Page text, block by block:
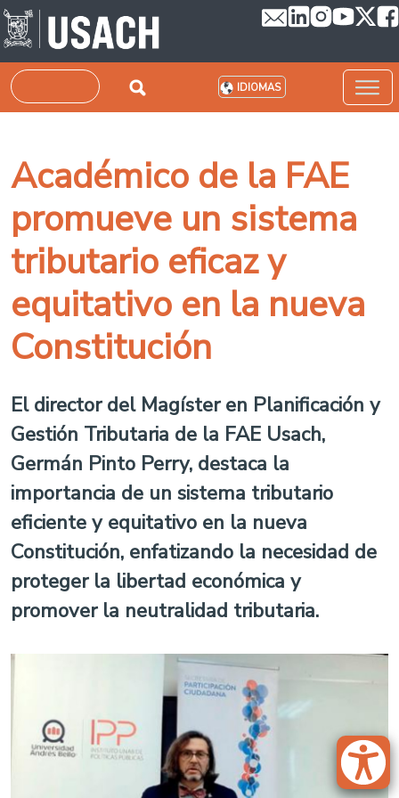
Pasar al contenido principal
Buscar IDIOMAS
Académico de la FAE
promueve un sistema
tributario eficaz y
equitativo en la nueva
Constitución
El director del Magíster en Planificación y
Gestión Tributaria de la FAE Usach,
Germán Pinto Perry, destaca la
importancia de un sistema tributario
eficiente y equitativo en la nueva
Constitución, enfatizando la necesidad de
proteger la libertad económica y
promover la neutralidad tributaria.